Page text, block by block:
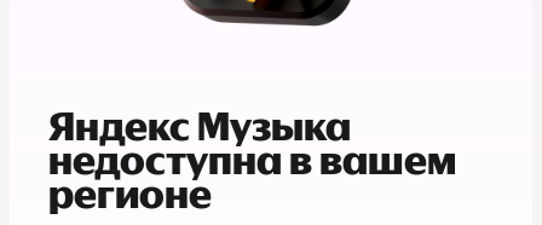
Яндекс Музыка
недоступна в вашем
регионе